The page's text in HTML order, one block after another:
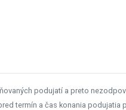
podujatí a preto
termín a čas konania podujatia